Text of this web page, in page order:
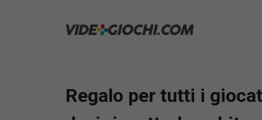
Regalo per tutti i